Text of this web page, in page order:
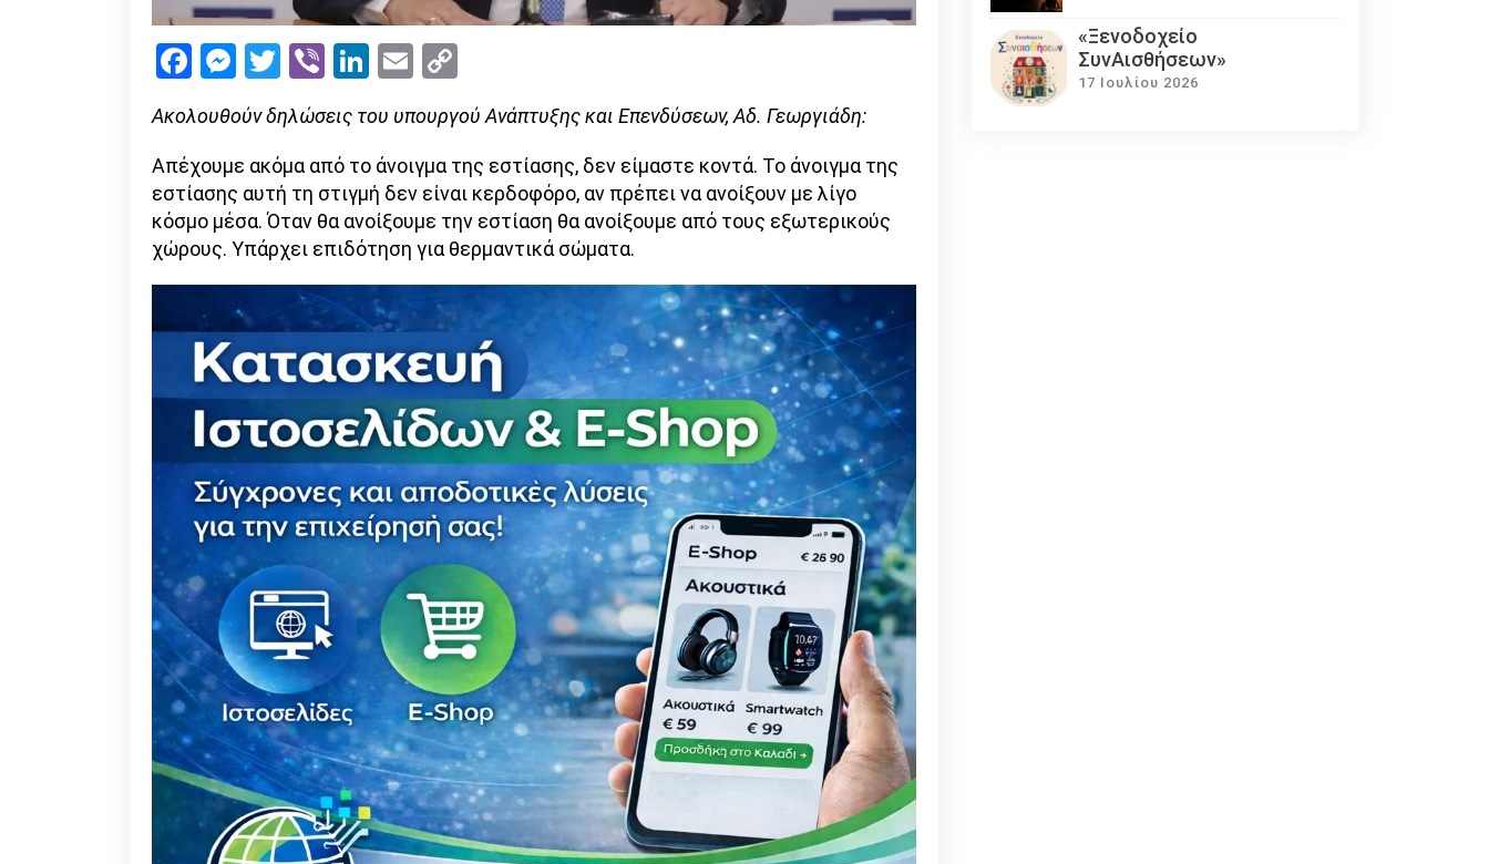
Facebook
Messenger
Twitter
ViberLinkedIn
Email
Link
Ακολουθούν δηλώσεις του υπουργού Ανάπτυξης και Επενδύσεων, Αδ. Γεωργιάδη:
Απέχουμε ακόμα από το άνοιγμα της εστίασης, δεν είμαστε κοντά. Το άνοιγμα της
εστίασης αυτή τη στιγμή δεν είναι κερδοφόρο, αν πρέπει να ανοίξουν με λίγο
κόσμο μέσα. Όταν θα ανοίξουμε την εστίαση θα ανοίξουμε από τους εξωτερικούς
χώρους. Υπάρχει επιδότηση για θερμαντικά σώματα.
«Ξενοδοχείο
ΣυνΑισθήσεων»
17 Ιουλίου 2026